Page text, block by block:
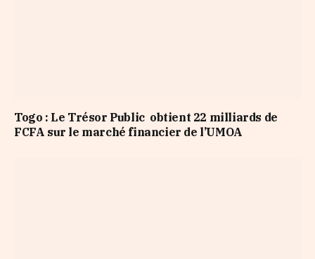
Togo : Le Trésor Public obtient 22 milliards de
FCFA sur le marché financier de l’UMOA